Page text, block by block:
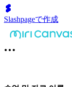
Slashpageで作成